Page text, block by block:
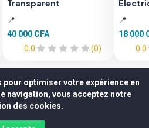
Transparent
📍
40 000 CFA
0.0
(0)
📍
18 000
0.0
optimiser votre expérience en
navigation, vous acceptez notre
des cookies.